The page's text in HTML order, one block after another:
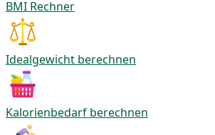
BMI Rechner
Idealgewicht berechnen
Kalorienbedarf berechnen